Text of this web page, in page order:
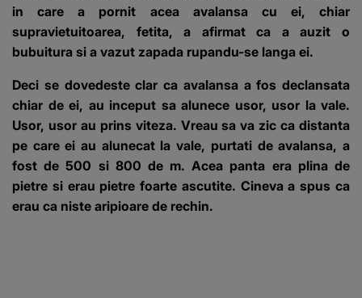
in care a pornit acea avalansa cu ei, chiar
supravietuitoarea, fetita, a afirmat ca a auzit o
bubuitura si a vazut zapada rupandu-se langa ei.
Deci se dovedeste clar ca avalansa a fos declansata
chiar de ei, au inceput sa alunece usor, usor la vale.
Usor, usor au prins viteza. Vreau sa va zic ca distanta
pe care ei au alunecat la vale, purtati de avalansa, a
fost de 500 si 800 de m. Acea panta era plina de
pietre si erau pietre foarte ascutite. Cineva a spus ca
erau ca niste aripioare de rechin.